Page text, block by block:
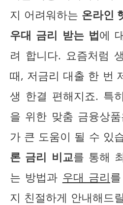
지 어려워하는 온라인
우대 금리 받는 법에
려 합니다. 요즘처럼
때, 저금리 대출 한 번
생 한결 편해지죠. 특히
을 위한 맞춤 금융상
가 큰 도움이 될 수 있
론 금리 비교를 통해
는 방법과 우대 금리
지 친절하게 안내해드